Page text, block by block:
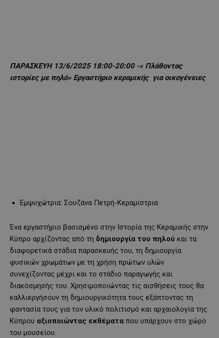
ΠΑΡΑΣΚΕΥΗ 13/6/2025 18:00-20:00 -« Πλάθοντας
ιστορίες με πηλό» Εργαστήριο κεραμικής για οικογένειες
Εμψυχώτρια: Σουζάνα Πετρή-Κεραμίστρια
Ένα εργαστήριο βασισμένο στην Ιστορία της Κεραμικής στην
Κύπρο αρχίζοντας από τη δημιουργία του πηλού και τα
διαφορετικά στάδια παρασκευής του, τη δημιουργία
φυσικών χρωμάτων με τη χρήση πρώτων υλών
συνεχίζοντας μέχρι και το στάδιο παραγωγής και
διακόσμησής του. Χρησιμοποιώντας τις αισθήσεις τους θα
καλλιεργήσουν τη δημιουργικότητα τους εξάπτοντας τη
φαντασία τους για τον υλικό πολιτισμό και αρχαιολογία της
Κύπρου αξιοποιώντας εκθέματα που υπάρχουν στο χώρο
του μουσείου.